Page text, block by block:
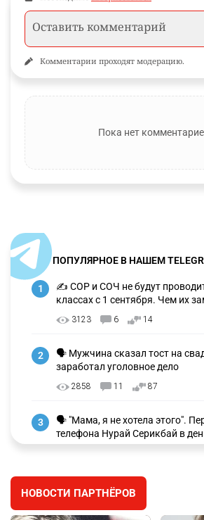
Комментарии проходят модерацию.
Пока нет
ПОПУЛЯРНОЕ В НАШЕМ
1
✍️ СОР и СОЧ не будут
классах с 1 сентября. Чем их
3123 6 14
2
🗣 Мужчина сказал тост на
заработал уголовное дело
2858 11 87
3
🗣 "Мама, я не хотела этого".
телефона Нурай Серикбай в
зачитали в суде
⚠️ Доброе утро, друзья!
главных новостей за 4 августа
НОВОСТИ ПАРТНЁРОВ